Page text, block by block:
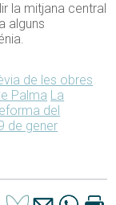
la mitjana central
alguns
de les obres
Palma La
del
de gener